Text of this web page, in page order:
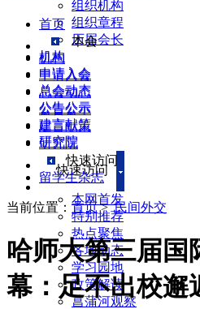
组织机构
组织章程
历届会长
机构
申请入会
总会动态
公告公示
建言献策
研究院
快速访问
本网首发
特别推荐
热点聚焦
各地动态
学习园地
政策解读
菖蒲河观察
首页
本会
机构
申请入会
总会动态
公告公示
建言献策
研究院
快速访问
留学生杂志
当前位置： 首页>民间外交
哈师大第三届国
幕：足不出校邂